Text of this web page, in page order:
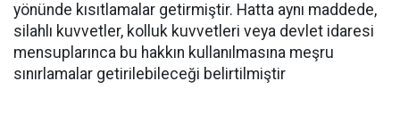
yönünde kısıtlamalar getirmiştir. Hatta aynı maddede,
silahlı kuvvetler, kolluk kuvvetleri veya devlet idaresi
mensuplarınca bu hakkın kullanılmasına meşru
sınırlamalar getirilebileceği belirtilmiştir